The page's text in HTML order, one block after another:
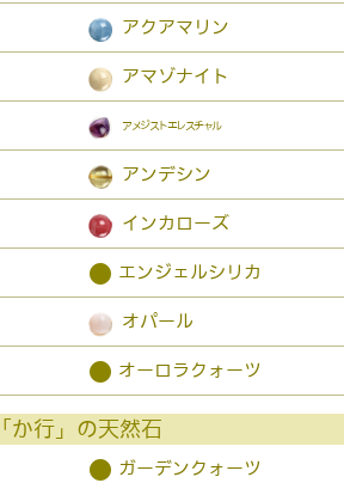
アクアマリン
アマゾナイト
アメジストエレスチャル
アンデシン
インカローズ
● エンジェルシリカ
オパール
● オーロラクォーツ
「か行」の天然石
● ガーデンクォーツ